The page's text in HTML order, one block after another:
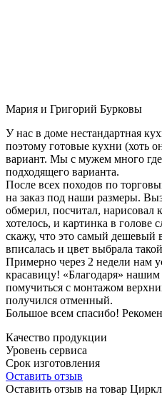
Мария и Григорий Бурковы
У нас в доме нестандартная
поэтому готовые кухни (хоть
вариант. Мы с мужем много
подходящего варианта.
После всех походов по
на заказ под наши размеры.
обмерил, посчитал, нарисовал
хотелось, и картинка в голове
скажу, что это самый дешевый
вписалась и цвет выбрала
Примерно через 2 недели нам
красавицу! «Благодаря»
помучиться с монтажом
получился отменный.
Большое всем спасибо!
Качество продукции
Уровень сервиса
Срок изготовления
Оставить отзыв
Оставить отзыв на товар Циркл